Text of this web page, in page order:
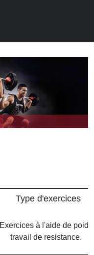
Type d'exercices
Exercices à l'aide de poids,
travail de resistance.